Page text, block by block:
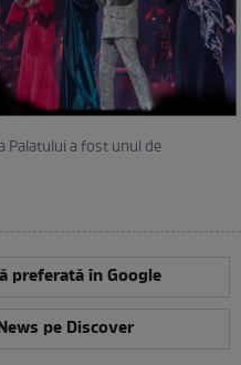
Palatului a fost unul de
preferată în Google
pe Discover